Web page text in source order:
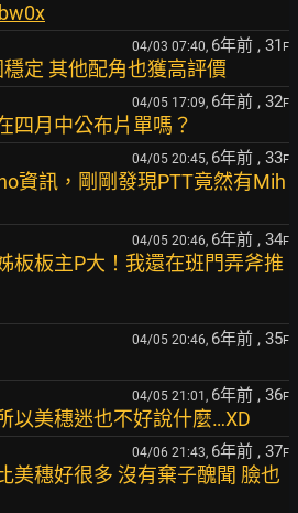
04/03 07:40, 6年前 , 31 F
定 其他配角也獲高評價
04/05 17:09, 6年前 , 32F
四月中公布片單嗎？
04/05 20:45, 6年前 , 33F
資訊，剛剛發現PTT竟然有Mih
04/05 20:46, 6年前 , 34F
板板主P大！我還在班門弄斧推
04/05 20:46, 6年前 , 35F
04/05 21:01, 6年前 , 36F
以美穗迷也不好說什麼…XD
04/06 21:43, 6年前 , 37F
美穗好很多 沒有棄子醜聞 臉也